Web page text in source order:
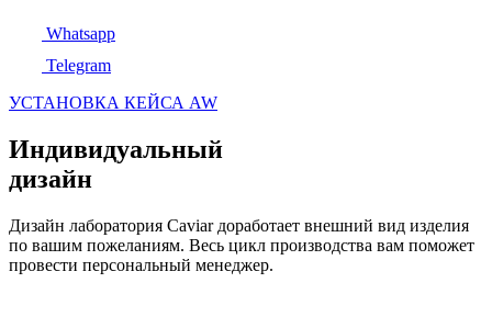
Whatsapp
Telegram
УСТАНОВКА КЕЙСА AW
Индивидуальный
дизайн
Дизайн лаборатория Caviar доработает внешний вид изделия
по вашим пожеланиям. Весь цикл производства вам поможет
провести персональный менеджер.